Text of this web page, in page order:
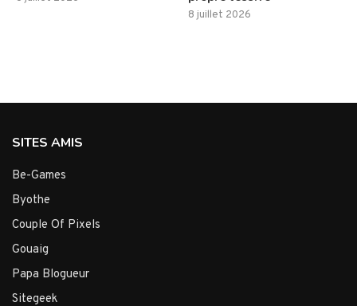
8 juillet 2026
SITES AMIS
Be-Games
Byothe
Couple Of Pixels
Gouaig
Papa Blogueur
Sitegeek